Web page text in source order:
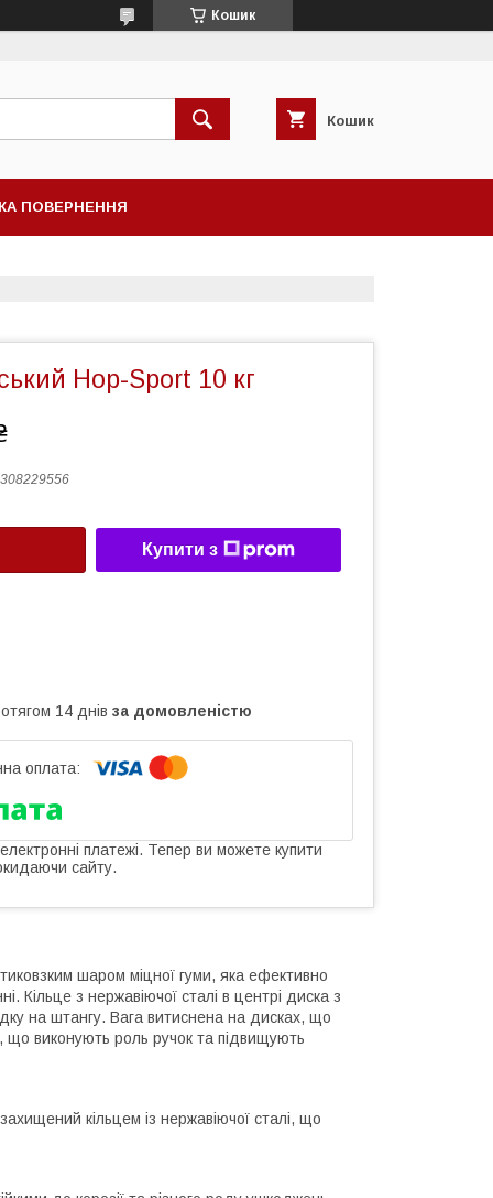
Кошик
Кошик
ПОВЕРНЕННЯ
Hop-Sport 10 кг
Купити з
14 днів за домовленістю
платежі. Тепер ви можете купити
сайту.
шаром міцної гуми, яка ефективно
Кільце з нержавіючої сталі в центрі диска з
на штангу. Вага витиснена на дисках, що
що виконують роль ручок та підвищують
кільцем із нержавіючої сталі, що